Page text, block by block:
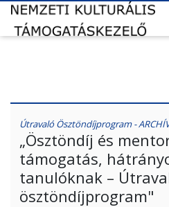
Útravaló Ösztöndíjprogram -
„Ösztöndíj és
támogatás,
tanulóknak –
ösztöndíjprogram"